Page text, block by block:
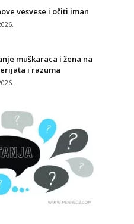
vesvese i očiti iman
muškaraca i žena na
i razuma